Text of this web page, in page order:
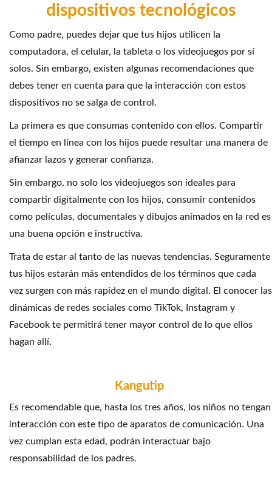
dispositivos tecnológicos
Como padre, puedes dejar que tus hijos utilicen la
computadora, el celular, la tableta o los videojuegos por sí
solos. Sin embargo, existen algunas recomendaciones que
debes tener en cuenta para que la interacción con estos
dispositivos no se salga de control.
La primera es que consumas contenido con ellos. Compartir
el tiempo en línea con los hijos puede resultar una manera de
afianzar lazos y generar confianza.
Sin embargo, no solo los videojuegos son ideales para
compartir digitalmente con los hijos, consumir contenidos
como películas, documentales y dibujos animados en la red es
una buena opción e instructiva.
Trata de estar al tanto de las nuevas tendencias. Seguramente
tus hijos estarán más entendidos de los términos que cada
vez surgen con más rapidez en el mundo digital. El conocer las
dinámicas de redes sociales como TikTok, Instagram y
Facebook te permitirá tener mayor control de lo que ellos
hagan allí.
Kangutip
Es recomendable que, hasta los tres años, los niños no tengan
interacción con este tipo de aparatos de comunicación. Una
vez cumplan esta edad, podrán interactuar bajo
responsabilidad de los padres.